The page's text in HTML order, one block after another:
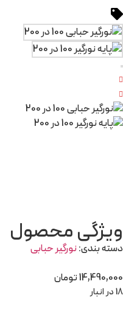
ویژگی محصول
دسته بندی:نورگیر حبابی
14,490,000تومان
18 در انبار